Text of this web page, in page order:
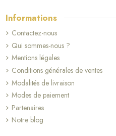
Informations
Contactez-nous
Qui sommes-nous ?
Mentions légales
Conditions générales de ventes
Modalités de livraison
Modes de paiement
Partenaires
Notre blog